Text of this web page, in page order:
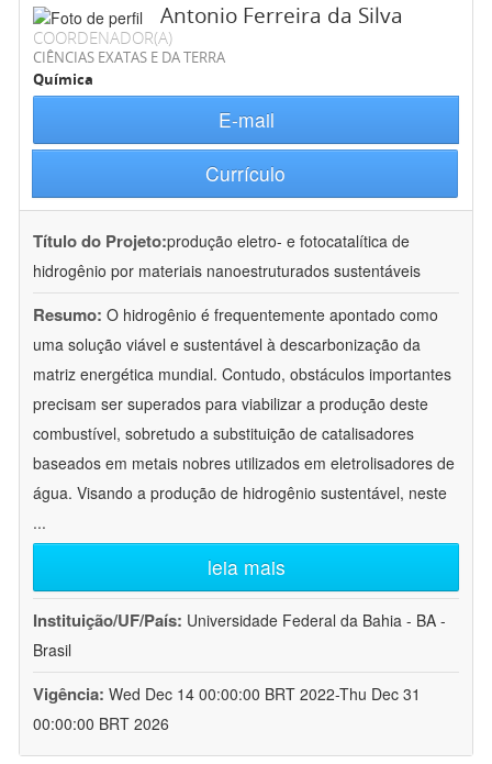
Antonio Ferreira da Silva
COORDENADOR(A)
CIÊNCIAS EXATAS E DA TERRA
Química
E-mail
Currículo
Título do Projeto:produção eletro- e fotocatalítica de
hidrogênio por materiais nanoestruturados sustentáveis
Resumo: O hidrogênio é frequentemente apontado como
uma solução viável e sustentável à descarbonização da
matriz energética mundial. Contudo, obstáculos importantes
precisam ser superados para viabilizar a produção deste
combustível, sobretudo a substituição de catalisadores
baseados em metais nobres utilizados em eletrolisadores de
água. Visando a produção de hidrogênio sustentável, neste
...
leia mais
Instituição/UF/País: Universidade Federal da Bahia - BA -
Brasil
Vigência: Wed Dec 14 00:00:00 BRT 2022-Thu Dec 31
00:00:00 BRT 2026